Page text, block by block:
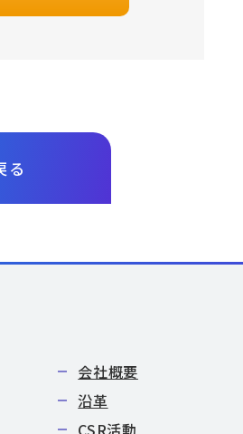
る
会社概要
沿革
CSR活動